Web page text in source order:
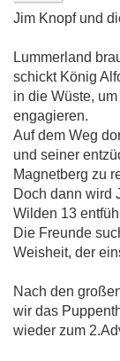
Jim Knopf und
Lummerland
schickt König
in die Wüste,
engagieren.
Auf dem Weg
und seiner
Magnetberg zu
Doch dann wird
Wilden 13
Die Freunde
Weisheit, der
Nach den
wir das
wieder zum